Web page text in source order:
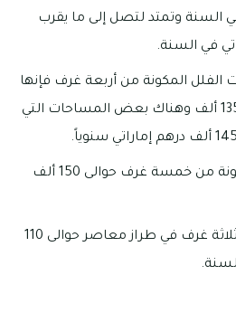
في السنة وتمتد لتصل إلى ما يقرب
الفلل المكونة من أربعة غرف فإنها
تبلغ نحو ما يقرب من 135 ألف وهناك بعض المساحات التي
تبلغ أسعار الفلل المكونة من خمسة غرف حوالى 150 ألف
يمكنك استئجار شقة ثلاثة غرف في طراز معاصر حوالى 110